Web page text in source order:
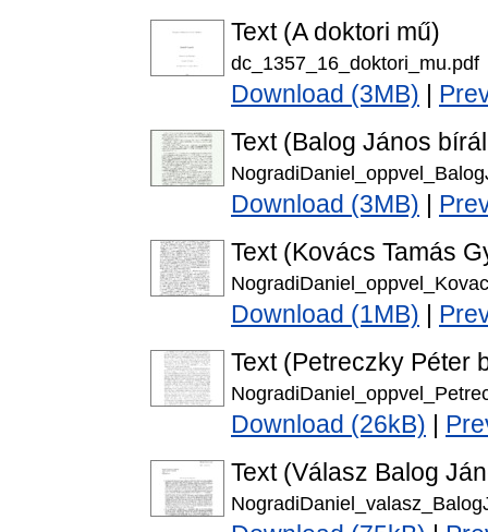
Text (A doktori mű)
dc_1357_16_doktori_mu.pdf
Download (3MB)
Text (Balog János
Download (3MB)
Text (Kovács Tamás
Download (1MB)
Text (Petreczky Péter
Download (26kB)
Text (Válasz Balog